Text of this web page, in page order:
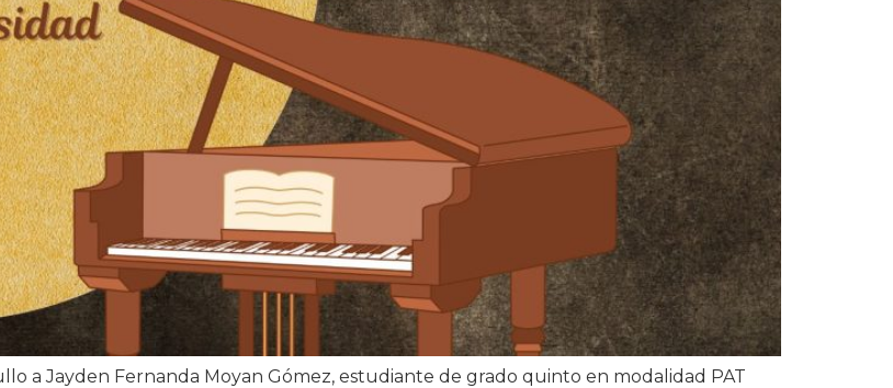
a Jayden Fernanda Moyan Gómez, estudiante de grado quinto en modalidad PAT